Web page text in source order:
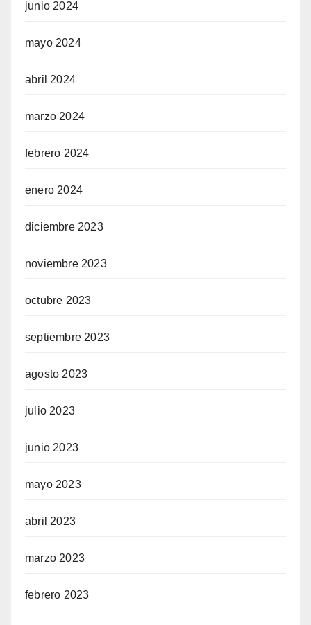
junio 2024
mayo 2024
abril 2024
marzo 2024
febrero 2024
enero 2024
diciembre 2023
noviembre 2023
octubre 2023
septiembre 2023
agosto 2023
julio 2023
junio 2023
mayo 2023
abril 2023
marzo 2023
febrero 2023